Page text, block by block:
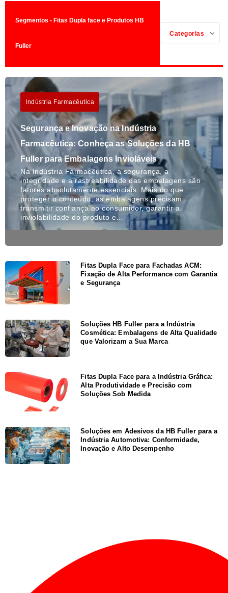
Segmentos - Fitas Dupla face e Produtos HB
Fuller
Categorias
Indústria Farmacêutica
Segurança e Inovação na Indústria
Farmacêutica: Conheça as Soluções da HB
Fuller para Embalagens Invioláveis
Na Indústria Farmacêutica, a segurança, a
integridade e a rastreabilidade das embalagens são
fatores absolutamente essenciais. Mais do que
proteger o conteúdo, as embalagens precisam
transmitir confiança ao consumidor, garantir a
inviolabilidade do produto e…
Fitas Dupla Face para Fachadas ACM:
Fixação de Alta Performance com Garantia
e Segurança
Soluções HB Fuller para a Indústria
Cosmética: Embalagens de Alta Qualidade
que Valorizam a Sua Marca
Fitas Dupla Face para a Indústria Gráfica:
Alta Produtividade e Precisão com
Soluções Sob Medida
Soluções em Adesivos da HB Fuller para a
Indústria Automotiva: Conformidade,
Inovação e Alto Desempenho